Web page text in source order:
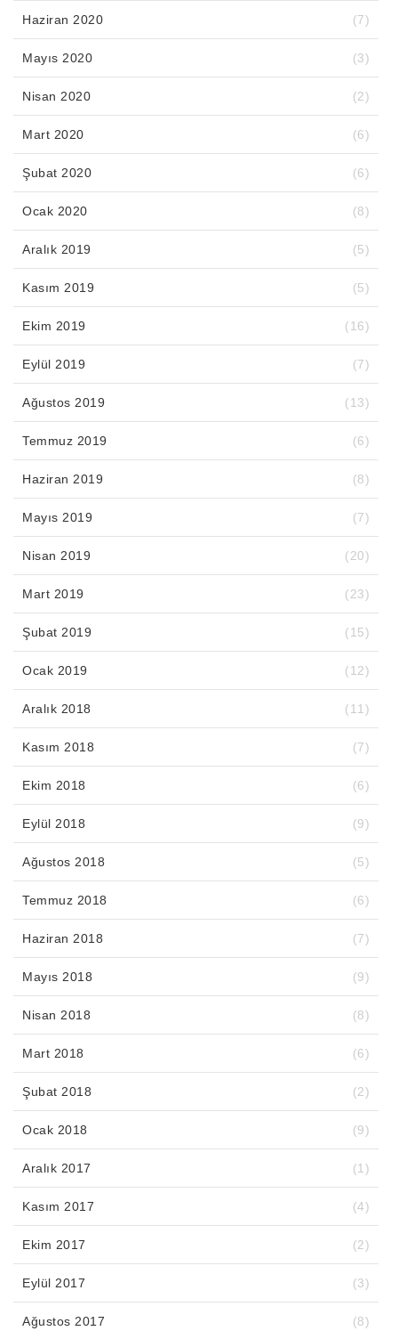
Haziran 2020 (7)
Mayıs 2020 (3)
Nisan 2020 (2)
Mart 2020 (6)
Şubat 2020 (6)
Ocak 2020 (8)
Aralık 2019 (5)
Kasım 2019 (5)
Ekim 2019 (16)
Eylül 2019 (7)
Ağustos 2019 (13)
Temmuz 2019 (6)
Haziran 2019 (8)
Mayıs 2019 (7)
Nisan 2019 (20)
Mart 2019 (23)
Şubat 2019 (15)
Ocak 2019 (12)
Aralık 2018 (11)
Kasım 2018 (7)
Ekim 2018 (6)
Eylül 2018 (9)
Ağustos 2018 (5)
Temmuz 2018 (6)
Haziran 2018 (7)
Mayıs 2018 (9)
Nisan 2018 (8)
Mart 2018 (6)
Şubat 2018 (2)
Ocak 2018 (9)
Aralık 2017 (1)
Kasım 2017 (4)
Ekim 2017 (2)
Eylül 2017 (3)
Ağustos 2017 (8)